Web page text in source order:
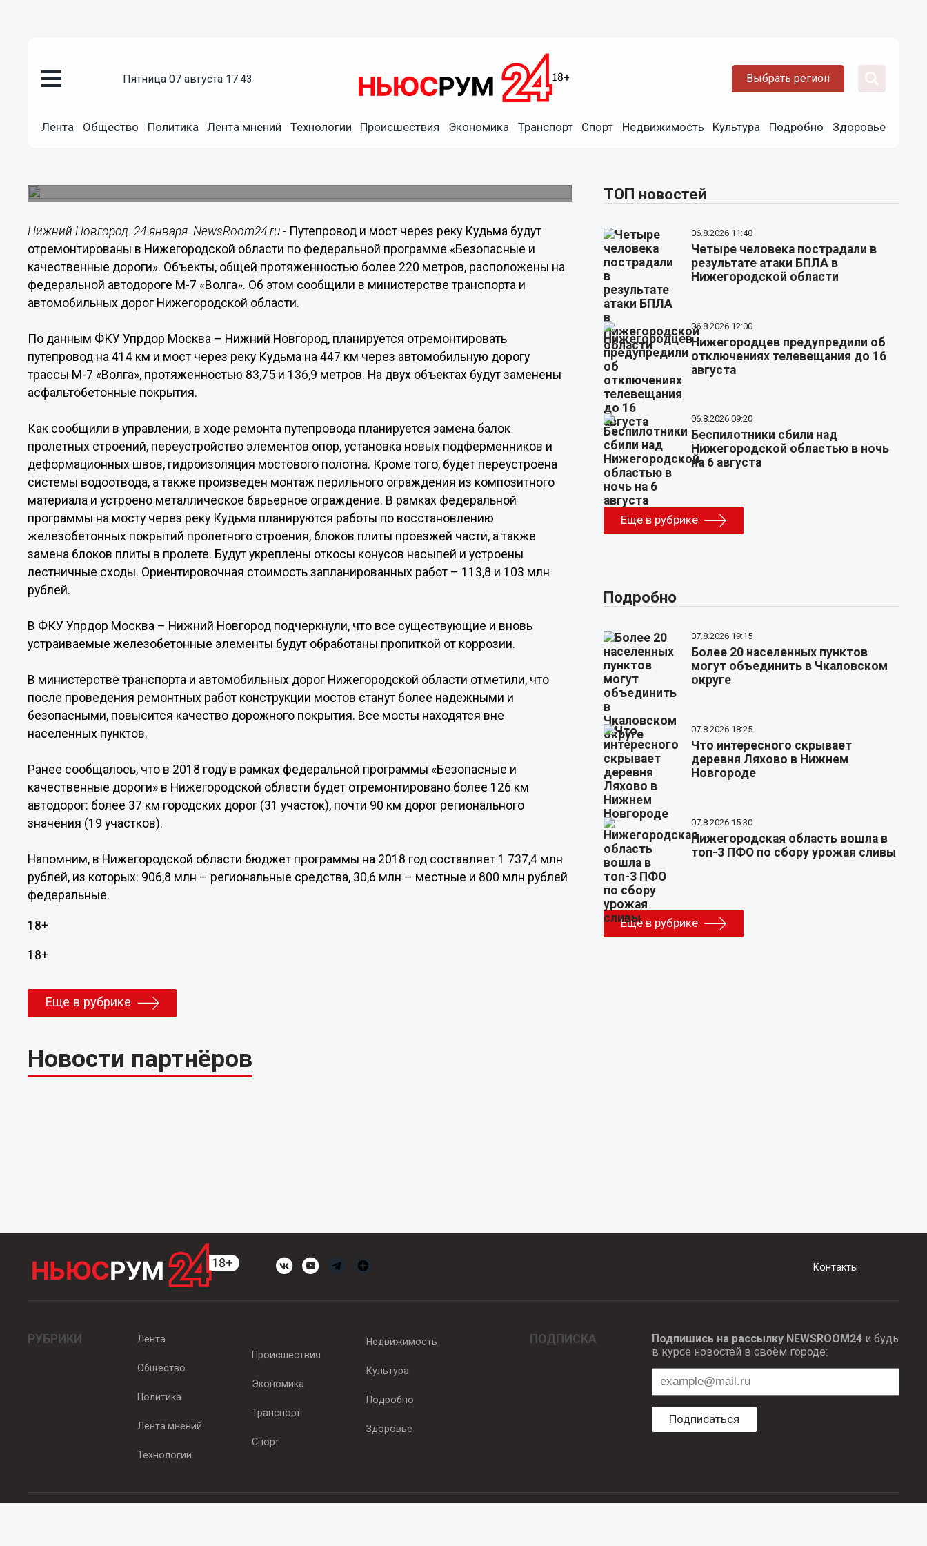
пятница 07 августа 17:43 Выбрать регион
Лента Общество Политика Лента мнений Технологии Происшествия Экономика Транспорт Спорт Недвижимость Культура Подробно Здоровье
24.01.2018 17:02
Путепровод и мост через реку Кудьма будут
федеральной программе «Безопасные и качественные
Нижний Новгород. 24 января. NewsRoom24.ru - Путепровод и мост через реку Кудьма будут
отремонтированы в Нижегородской области по федеральной программе «Безопасные и
качественные дороги». Объекты, общей протяженностью более 220 метров, расположены на
федеральной автодороге М-7 «Волга». Об этом сообщили в министерстве транспорта и
автомобильных дорог Нижегородской области.
По данным ФКУ Упрдор Москва – Нижний Новгород, планируется отремонтировать
путепровод на 414 км и мост через реку Кудьма на 447 км через автомобильную дорогу
трассы М-7 «Волга», протяженностью 83,75 и 136,9 метров. На двух объектах будут заменены
асфальтобетонные покрытия.
Как сообщили в управлении, в ходе ремонта путепровода планируется замена балок
пролетных строений, переустройство элементов опор, установка новых подферменников и
деформационных швов, гидроизоляция мостового полотна. Кроме того, будет переустроена
системы водоотвода, а также произведен монтаж перильного ограждения из композитного
материала и устроено металлическое барьерное ограждение. В рамках федеральной
программы на мосту через реку Кудьма планируются работы по восстановлению
железобетонных покрытий пролетного строения, блоков плиты проезжей части, а также
замена блоков плиты в пролете. Будут укреплены откосы конусов насыпей и устроены
лестничные сходы. Ориентировочная стоимость запланированных работ – 113,8 и 103 млн
рублей.
В ФКУ Упрдор Москва – Нижний Новгород подчеркнули, что все существующие и вновь
устраиваемые железобетонные элементы будут обработаны пропиткой от коррозии.
В министерстве транспорта и автомобильных дорог Нижегородской области отметили, что
после проведения ремонтных работ конструкции мостов станут более надежными и
безопасными, повысится качество дорожного покрытия. Все мосты находятся вне
населенных пунктов.
Ранее сообщалось, что в 2018 году в рамках федеральной программы «Безопасные и
качественные дороги» в Нижегородской области будет отремонтировано более 126 км
автодорог: более 37 км городских дорог (31 участок), почти 90 км дорог регионального
значения (19 участков).
Напомним, в Нижегородской области бюджет программы на 2018 год составляет 1 737,4 млн
рублей, из которых: 906,8 млн – региональные средства, 30,6 млн – местные и 800 млн рублей
федеральные.
18+
18+
Еще в рубрике
Новости партнёров
ТОП новостей
06.8.2026 11:40
Четыре человека пострадали в
результате атаки БПЛА в
Нижегородской области
06.8.2026 12:00
Нижегородцев предупредили об
отключениях телевещания до 16
августа
06.8.2026 09:20
Беспилотники сбили над
Нижегородской областью в ночь
на 6 августа
Еще в рубрике
Подробно
07.8.2026 19:15
Более 20 населенных пунктов
могут объединить в Чкаловском
округе
07.8.2026 18:25
Что интересного скрывает
деревня Ляхово в Нижнем
Новгороде
07.8.2026 15:30
Нижегородская область вошла в
топ-3 ПФО по сбору урожая сливы
Еще в рубрике
Контакты
РУБРИКИ Лента
Общество
Политика
Лента мнений
Технологии
Происшествия
Экономика
Транспорт
Спорт
Недвижимость
Культура
Подробно
Здоровье
ПОДПИСКА Подпишись на рассылку NEWSROOM24и будь
в курсе новостей в своём городе:
Подписаться